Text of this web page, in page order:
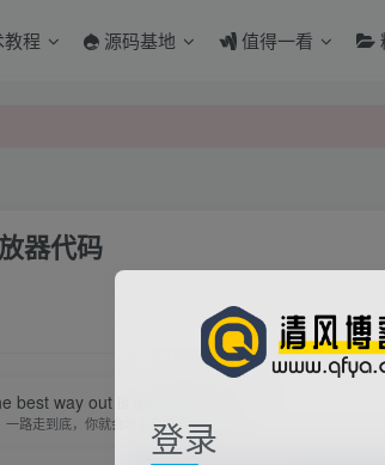
教程 源码基地 值得一看
器代码
best way out is always through.
一路走到底，你就会发现那个最佳出口
登录